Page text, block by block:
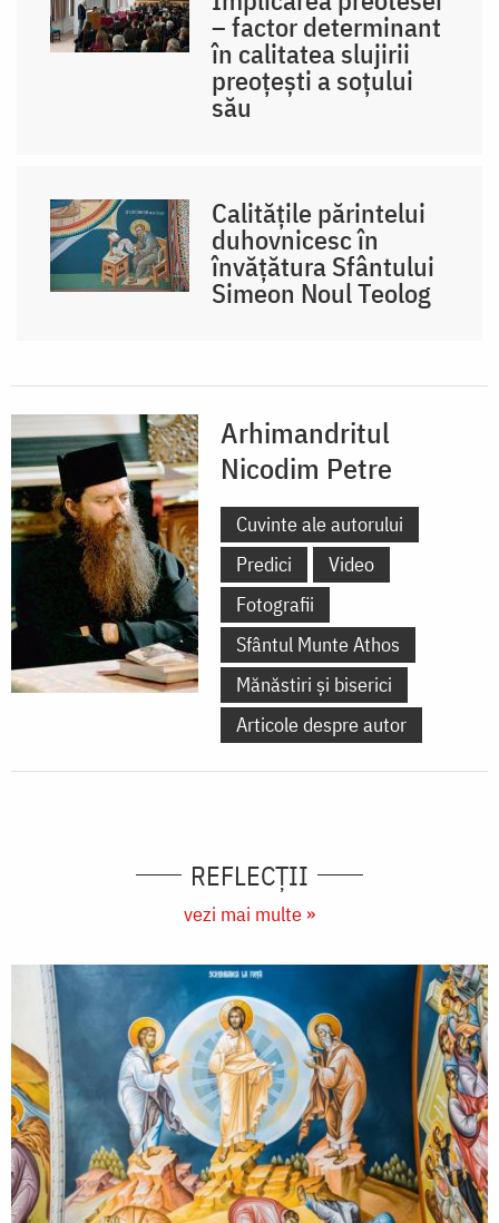
– factor determinant
în calitatea slujirii
preoțești a soțului
său
Calitățile părintelui
duhovnicesc în
învățătura Sfântului
Simeon Noul Teolog
Arhimandritul
Nicodim Petre
Cuvinte ale autorului
Predici
Video
Fotografii
Sfântul Munte Athos
Mănăstiri și biserici
Articole despre autor
REFLECȚII
vezi mai multe »